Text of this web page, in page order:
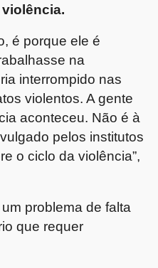
é porque ele é
na
interrompido nas
violentos. A gente
aconteceu. Não é à
pelos institutos
o ciclo da violência”,
problema de falta
que requer